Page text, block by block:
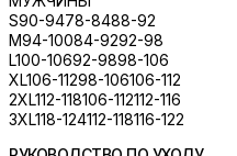
S90-9478-8488-92
M94-10084-9292-98
L100-10692-9898-106
XL106-11298-106106-112
2XL112-118106-112112-116
3XL118-124112-118116-122